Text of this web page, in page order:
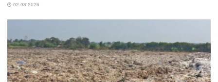
02.08.2026